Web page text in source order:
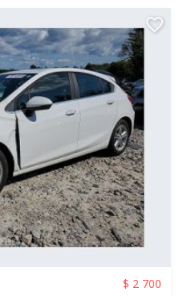
$ 2 700
favorite_border